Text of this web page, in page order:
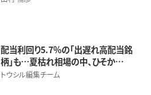
配当利回り5.7％の「出遅れ高配当銘
柄」も…夏枯れ相場の中、ひそか…
トウシル編集チーム